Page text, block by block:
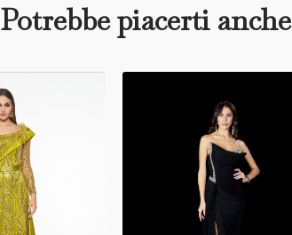
Potrebbe piacerti anche